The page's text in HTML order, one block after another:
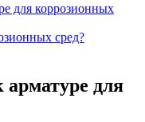
для коррозионных
сред?
для